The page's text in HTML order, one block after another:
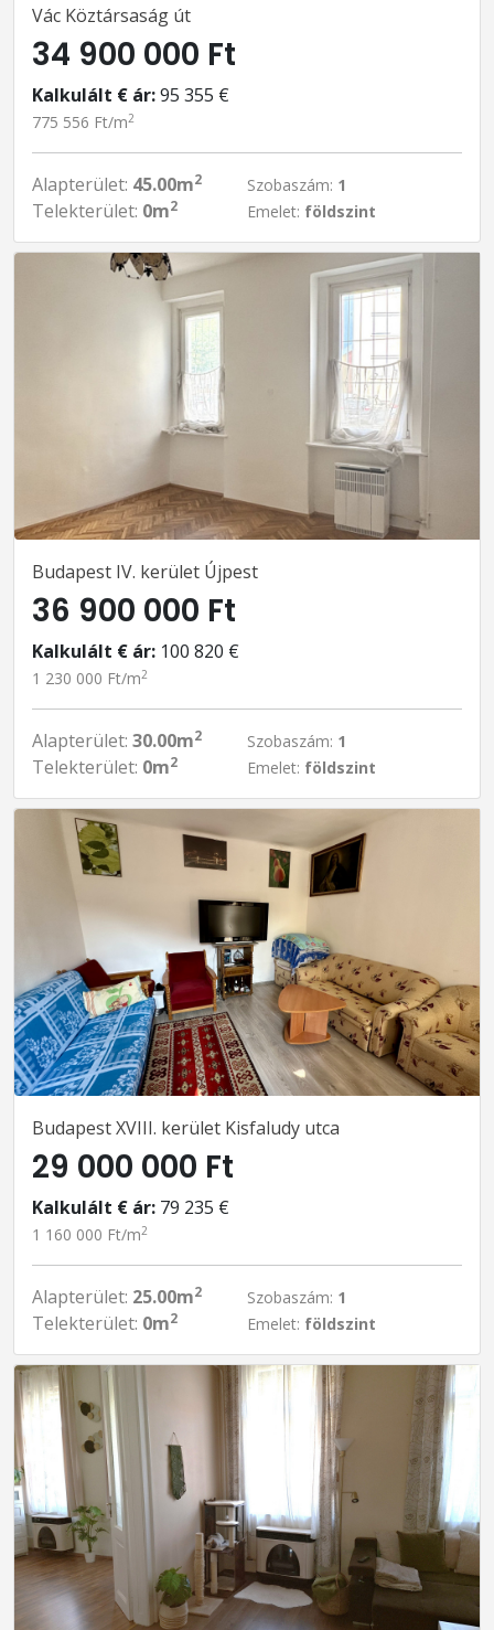
Vác Köztársaság út
34 900 000 Ft
Kalkulált € ár:95 355 €
775 556 Ft/m2
Alapterület: 45.00m2
Telekterület: 0m2
Szobaszám: 1
Emelet: földszint
Budapest IV. kerület Újpest
36 900 000 Ft
Kalkulált € ár: 100 820 €
1 230 000 Ft/m2
Alapterület: 30.00m2
Telekterület: 0m2
Szobaszám: 1
Emelet: földszint
Budapest XVIII. kerület Kisfaludy utca
29 000 000 Ft
Kalkulált € ár: 79 235 €
1 160 000 Ft/m2
Alapterület: 25.00m2
Telekterület: 0m2
Szobaszám: 1
Emelet: földszint